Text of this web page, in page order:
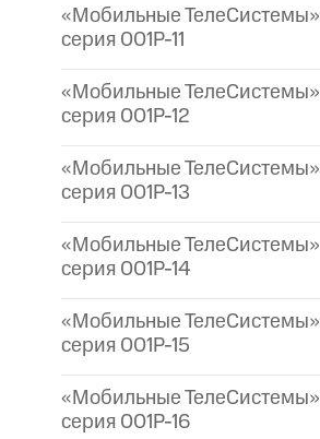
«Мобильные ТелеСистемы»
серия 001P-11
«Мобильные ТелеСистемы»
серия 001P-12
«Мобильные ТелеСистемы»
серия 001P-13
«Мобильные ТелеСистемы»
серия 001P-14
«Мобильные ТелеСистемы»
серия 001P-15
«Мобильные ТелеСистемы»
серия 001P-16